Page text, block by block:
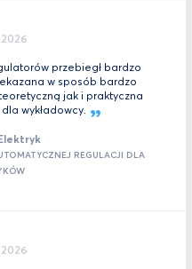
2026
przebiegł bardzo
w sposób bardzo
jak i praktyczna
wykładowcy.
REGULACJI DLA
2026